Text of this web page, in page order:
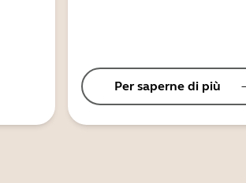
Per saperne di più